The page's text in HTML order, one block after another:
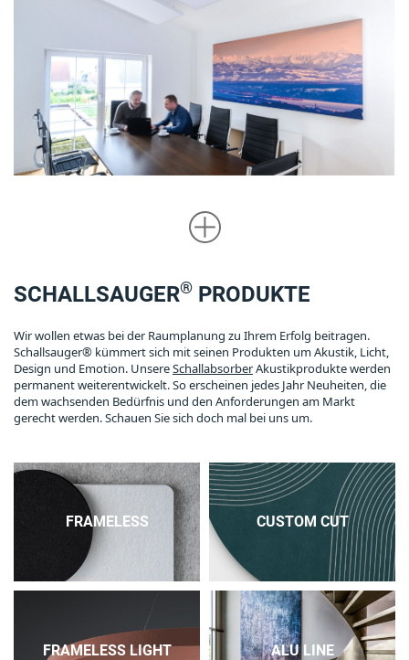
SCHALLSAUGER® PRODUKTE
Wir wollen etwas bei der Raumplanung zu Ihrem Erfolg beitragen.
Schallsauger® kümmert sich mit seinen Produkten um Akustik, Licht,
Design und Emotion. UnsereSchallabsorberAkustikprodukte werden
permanent weiterentwickelt. So erscheinen jedes Jahr Neuheiten, die
dem wachsenden Bedürfnis und den Anforderungen am Markt
gerecht werden. Schauen Sie sich doch mal bei uns um.
FRAMELESS CUSTOM CUT
FRAMELESS LIGHT ALU LINE